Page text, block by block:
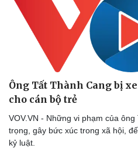
Ông Tất Thành Cang bị
cho cán bộ trẻ
VOV.VN - Những vi phạm của
trọng, gây bức xúc trong xã hội,
kỷ luật.